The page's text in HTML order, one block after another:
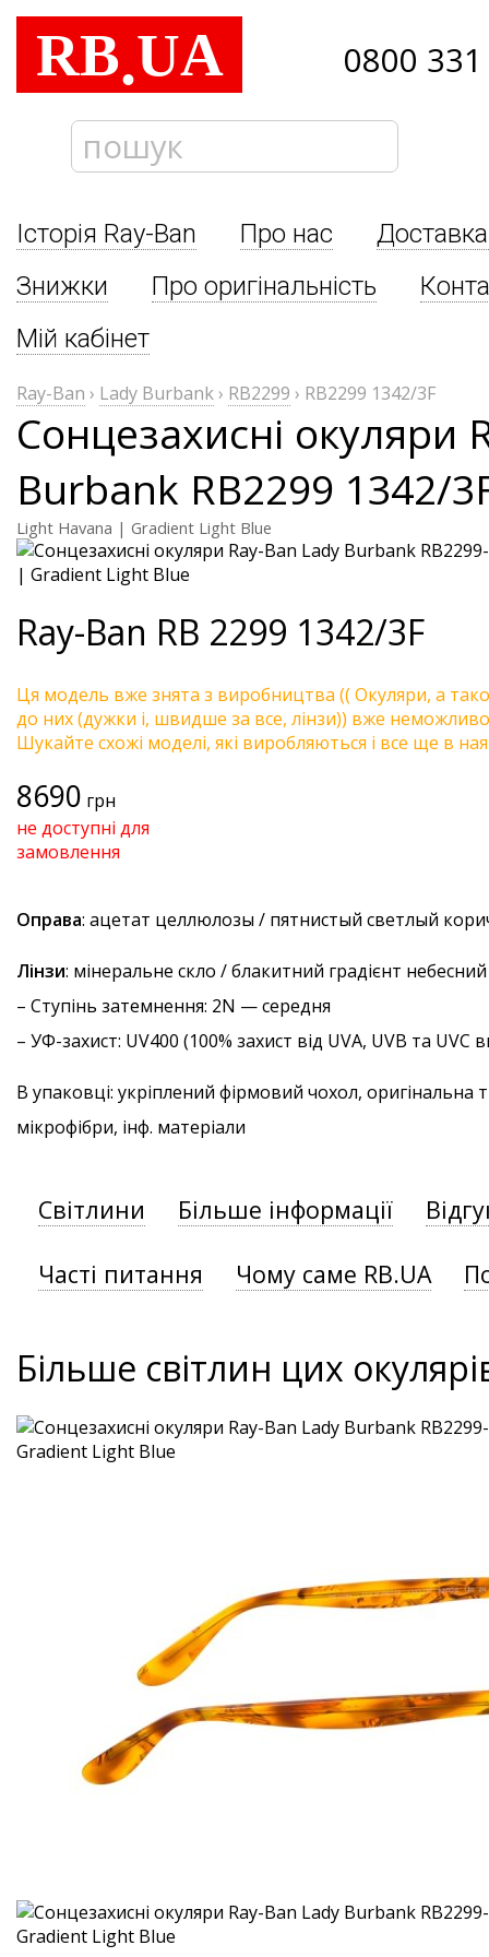
RB.UA 0800
Історія Ray-Ban Про нас
Знижки
Про оригінальність
Мій кабінет
Ray-Ban › Lady Burbank› RB2299 › RB2299 1342/3F
Сонцезахисні окуляри
Burbank RB2299 1342/
Light Havana | Gradient Light Blue
Ray-Ban RB 2299 1342/3F
Ця модель вже знята з виробництва (( Окуляри, а
до них (дужки і, швидше за все, лінзи)) вже неможливо
Шукайте схожі моделі, які виробляються і все ще в
8690 грн
не доступні для
замовлення
Оправа: ацетат целлюлозы / пятнистый светлый
Лінзи: мінеральне скло / блакитний градієнт небесний
– Ступінь затемнення: 2N — середня
– УФ-захист: UV400 (100% захист від UVA, UVB та
В упаковці: укріплений фірмовий чохол, оригінальна
мікрофібри, інф. матеріали
Світлини Більше інформації
Часті питання Чому саме RB.UA
Більше світлин цих